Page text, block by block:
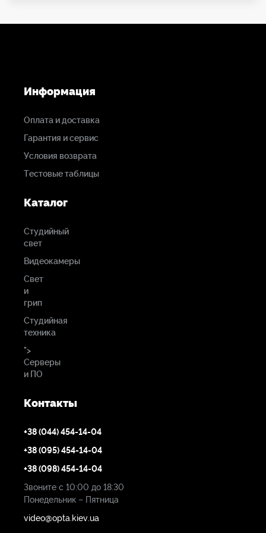
Информация
Оплата и доставка
Гарантия и сервис
Условия возврата
Тестовые таблицы
Каталог
Студийный
свет
Видеокамеры
Свет
и
грип
Студийная
техника
">
Серверы
и ПО
Контакты
+38 (044) 454-14-04
+38 (095) 454-14-04
+38 (098) 454-14-04
Звоните с 10:00 до 18:30
Понедельник – Пятница
video@opta.kiev.ua